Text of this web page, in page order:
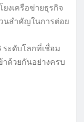
งเครือข่ายธุรกิจ
นสำคัญในการต่อย
ระดับโลกที่เชื่อม
ด้วยกันอย่างครบ